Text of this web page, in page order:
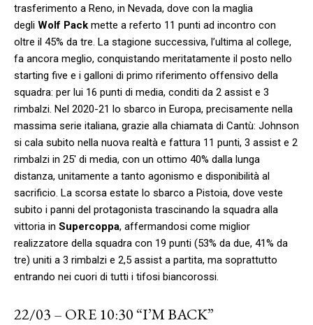
trasferimento a Reno, in Nevada, dove con la maglia
degli Wolf Pack mette a referto 11 punti ad incontro con
oltre il 45% da tre. La stagione successiva, l’ultima al college,
fa ancora meglio, conquistando meritatamente il posto nello
starting five e i galloni di primo riferimento offensivo della
squadra: per lui 16 punti di media, conditi da 2 assist e 3
rimbalzi. Nel 2020-21 lo sbarco in Europa, precisamente nella
massima serie italiana, grazie alla chiamata di Cantù: Johnson
si cala subito nella nuova realtà e fattura 11 punti, 3 assist e 2
rimbalzi in 25′ di media, con un ottimo 40% dalla lunga
distanza, unitamente a tanto agonismo e disponibilità al
sacrificio. La scorsa estate lo sbarco a Pistoia, dove veste
subito i panni del protagonista trascinando la squadra alla
vittoria in Supercoppa, affermandosi come miglior
realizzatore della squadra con 19 punti (53% da due, 41% da
tre) uniti a 3 rimbalzi e 2,5 assist a partita, ma soprattutto
entrando nei cuori di tutti i tifosi biancorossi.
22/03 – ORE 10:30 “I’M BACK”